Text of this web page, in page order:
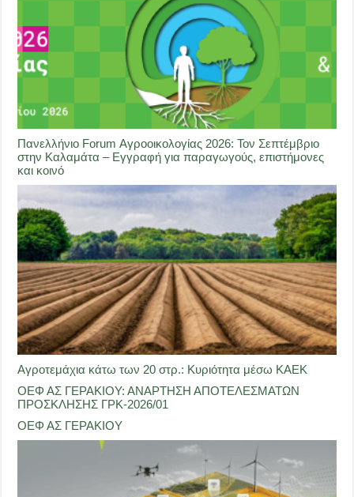
Πανελλήνιο Forum Αγροοικολογίας 2026: Τον Σεπτέμβριο
στην Καλαμάτα – Εγγραφή για παραγωγούς, επιστήμονες
και κοινό
Αγροτεμάχια κάτω των 20 στρ.: Κυριότητα μέσω ΚΑΕΚ
ΟΕΦ ΑΣ ΓΕΡΑΚΙΟΥ: ΑΝΑΡΤΗΣΗ ΑΠΟΤΕΛΕΣΜΑΤΩΝ
ΠΡΟΣΚΛΗΣΗΣ ΓΡΚ-2026/01
ΟΕΦ ΑΣ ΓΕΡΑΚΙΟΥ